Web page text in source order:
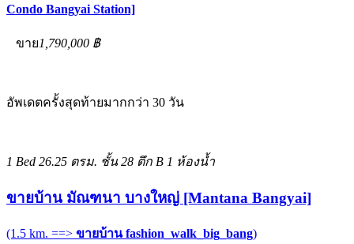
Condo Bangyai Station]
ขาย1,790,000 ฿
อัพเดตครั้งสุดท้ายมากกว่า 30 วัน
1 Bed 26.25 ตรม. ชั้น 28 ตึก B 1 ห้องน้ำ
ขายบ้าน มัณฑนา บางใหญ่ [Mantana Bangyai]
(1.5 km. ==> ขายบ้าน fashion_walk_big_bang)